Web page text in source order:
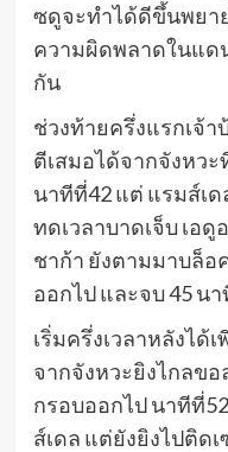
ซดูจะทำได้ดีขึ้นพยา
ความผิดพลาดในแด
กัน
ช่วงท้ายครึ่งแรกเจ้
ตีเสมอได้จากจังหวะ
นาทีที่42 แต่ แรมส์เด
ทดเวลาบาดเจ็บ เอ
ชาก้า ยังตามมาบล็
ออกไป และจบ 45 น
เริ่มครึ่งเวลาหลังได้
จากจังหวะยิงไกลข
กรอบออกไป นาทีที่
ส์เดล แต่ยังยิงไปติด